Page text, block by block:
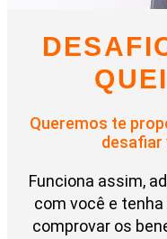
Queremos te
desafiar
Funciona assim,
com você e
comprovar os